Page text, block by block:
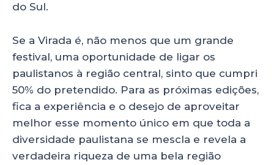
do Sul.
Se a Virada é, não menos que um grande
festival, uma oportunidade de ligar os
paulistanos à região central, sinto que cumpri
50% do pretendido. Para as próximas edições,
fica a experiência e o desejo de aproveitar
melhor esse momento único em que toda a
diversidade paulistana se mescla e revela a
verdadeira riqueza de uma bela região